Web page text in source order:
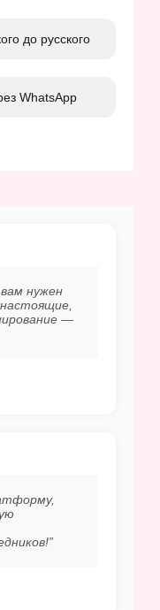
до русского
WhatsApp
нужен
—